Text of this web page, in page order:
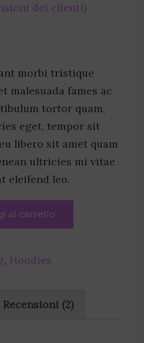
dei clienti)
morbi tristique
malesuada fames ac
tortor quam,
eget, tempor sit
libero sit amet quam
ultricies mi vitae
eleifend leo.
al carrello
, Hoodies
Recensioni (2)